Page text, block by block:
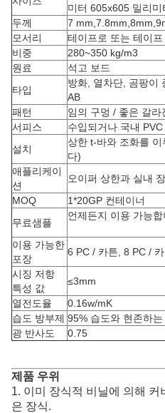
미터 605x605 밀리미
두께
7
모서리
테이프로 또는 테이
비중
280~350 kg/m3
원료
석고 보드
타입
방화, 열차단, 곰팡이
AB
패턴
임의 구멍 / 좋은 갈
서피스
수입되거나 국내 PVC
설치
상한 t-바와 조화를
다)
애플리케이
션
오이퍼 상한과 실내
MOQ
1*20GP 컨테이너
무료샘플
언제든지 이용 가능
이용 가능한
포장
6 PC / 카튼, 8 PC /
시징 저항
특성 값
≤3mm
열전도율
0.16w/mK
습도 방부제 95% 습도와 현존하
광 반사도
0.75
제품 우위
1. 이미 장식적 비닐에 의해
은 장식.